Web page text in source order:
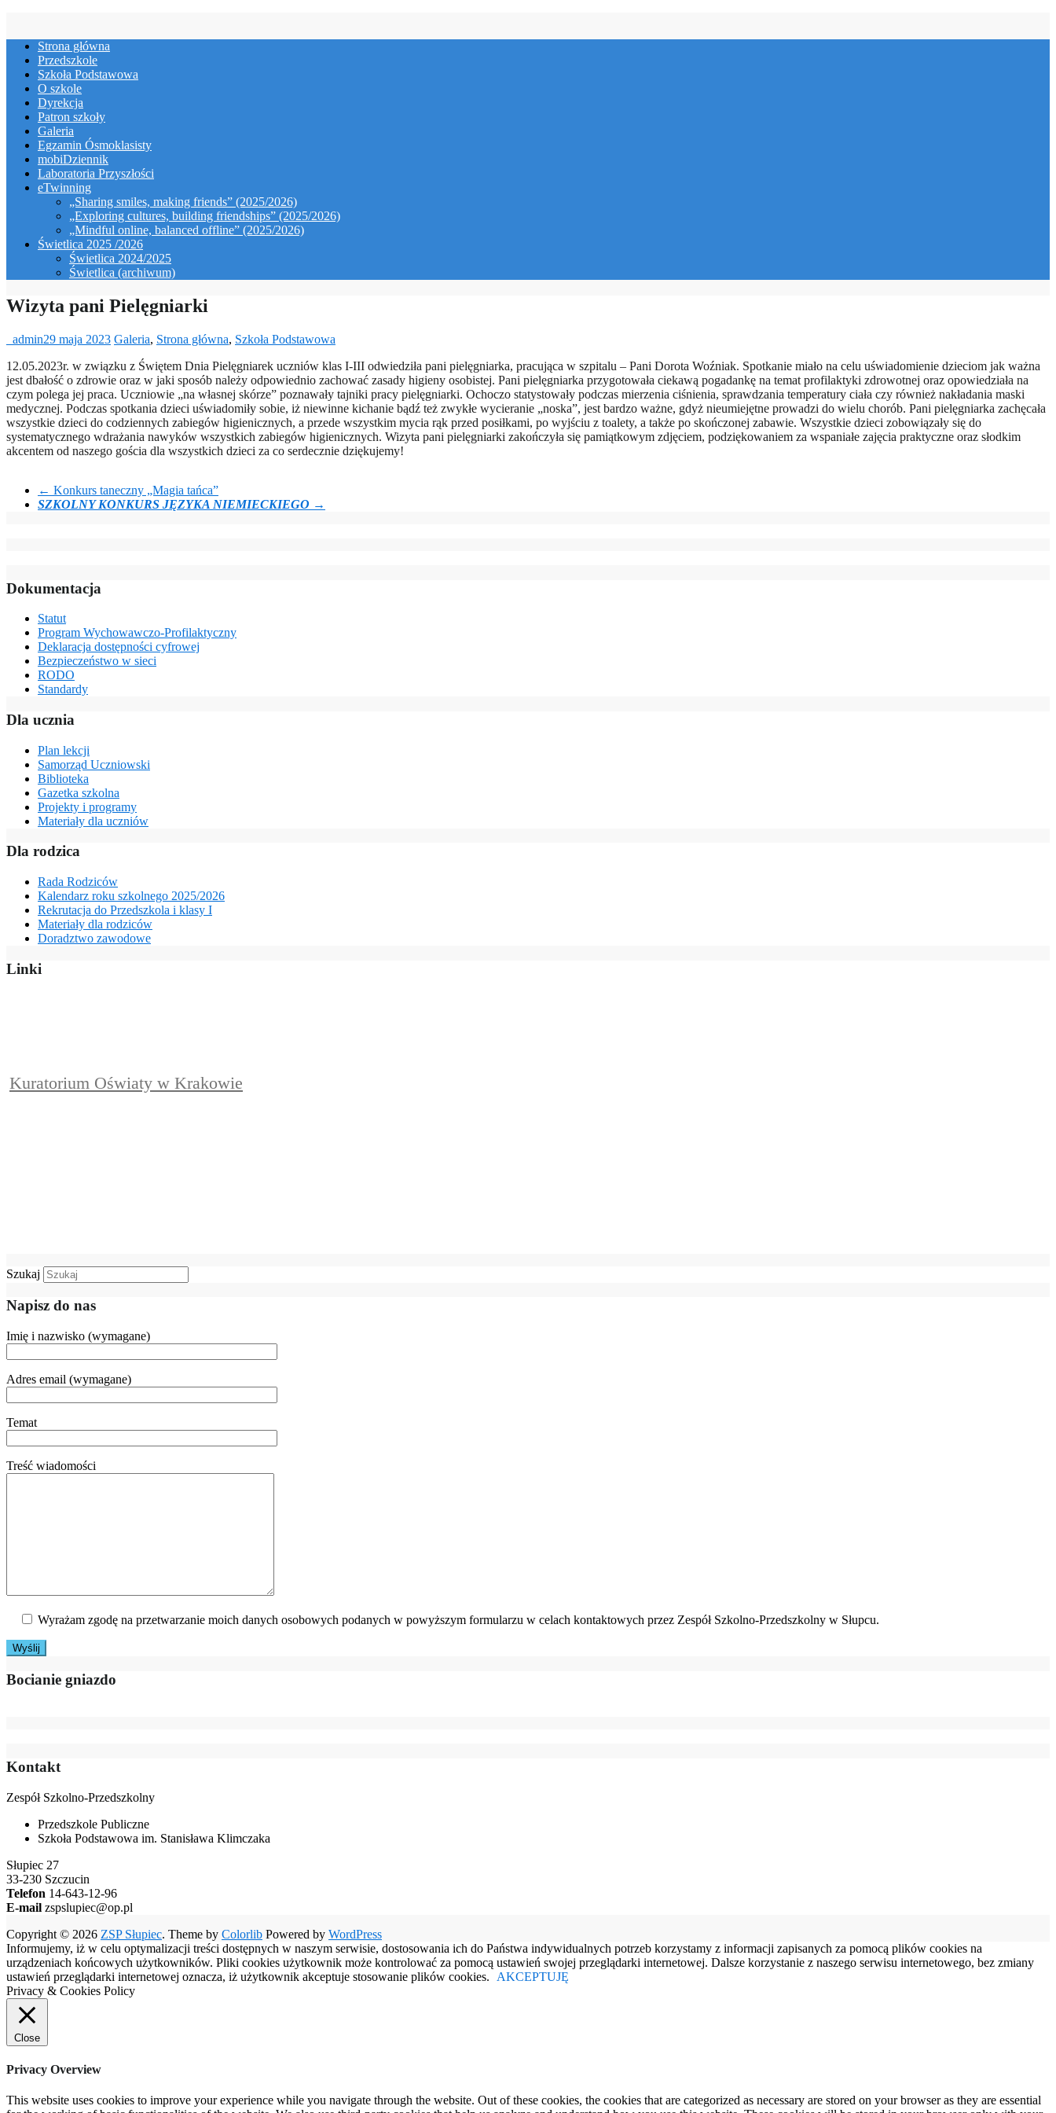
contentStrona główna
Przedszkole
Szkoła Podstawowa
O szkole
Dyrekcja
Patron szkoły
Galeria
Egzamin Ósmoklasisty
mobiDziennik
Laboratoria Przyszłości
eTwinning
„Sharing smiles, making friends” (2025/2026)
„Exploring cultures, building friendships” (2025/2026)
„Mindful online, balanced offline” (2025/2026)
Świetlica 2025 /2026
Świetlica 2024/2025
Świetlica (archiwum)
Wizyta pani Pielęgniarki
_admin29 maja 2023 Galeria, Strona główna, Szkoła Podstawowa
12.05.2023r. w związku z Świętem Dnia Pielęgniarek uczniów klas I-III odwiedziła pani pielęgniarka, pracująca w szpitalu – Pani Dorota Woźniak. Spotkanie miało na celu uświadomienie dzieciom jak ważna
jest dbałość o zdrowie oraz w jaki sposób należy odpowiednio zachować zasady higieny osobistej. Pani pielęgniarka przygotowała ciekawą pogadankę na temat profilaktyki zdrowotnej oraz opowiedziała na
czym polega jej praca. Uczniowie „na własnej skórze” poznawały tajniki pracy pielęgniarki. Ochoczo statystowały podczas mierzenia ciśnienia, sprawdzania temperatury ciała czy również nakładania maski
medycznej. Podczas spotkania dzieci uświadomiły sobie, iż niewinne kichanie bądź też zwykłe wycieranie „noska”, jest bardzo ważne, gdyż nieumiejętne prowadzi do wielu chorób. Pani pielęgniarka zachęcała
wszystkie dzieci do codziennych zabiegów higienicznych, a przede wszystkim mycia rąk przed posiłkami, po wyjściu z toalety, a także po skończonej zabawie. Wszystkie dzieci zobowiązały się do
systematycznego wdrażania nawyków wszystkich zabiegów higienicznych. Wizyta pani pielęgniarki zakończyła się pamiątkowym zdjęciem, podziękowaniem za wspaniałe zajęcia praktyczne oraz słodkim
akcentem od naszego gościa dla wszystkich dzieci za co serdecznie dziękujemy!
← Konkurs taneczny „Magia tańca”
SZKOLNY KONKURS JĘZYKA NIEMIECKIEGO →
Dokumentacja
Statut
Program Wychowawczo-Profilaktyczny
Deklaracja dostępności cyfrowej
Bezpieczeństwo w sieci
RODO
Standardy
Dla ucznia
Plan lekcji
Samorząd Uczniowski
Biblioteka
Gazetka szkolna
Projekty i programy
Materiały dla uczniów
Dla rodzica
Rada Rodziców
Kalendarz roku szkolnego 2025/2026
Rekrutacja do Przedszkola i klasy I
Materiały dla rodziców
Doradztwo zawodowe
Linki
Kuratorium Oświaty w Krakowie
Szukaj
Napisz do nas
Imię i nazwisko (wymagane)
Adres email (wymagane)
Temat
Treść wiadomości
Wyrażam zgodę na przetwarzanie moich danych osobowych podanych w powyższym formularzu w celach kontaktowych przez Zespół Szkolno-Przedszkolny w Słupcu.
Bocianie gniazdo
Kontakt
Zespół Szkolno-Przedszkolny
Przedszkole Publiczne
Szkoła Podstawowa im. Stanisława Klimczaka
Słupiec 27
33-230 Szczucin
Telefon 14-643-12-96
E-mail zspslupiec@op.pl
Copyright © 2026 ZSP Słupiec. Theme by Colorlib Powered by WordPress
Informujemy, iż w celu optymalizacji treści dostępnych w naszym serwisie, dostosowania ich do Państwa indywidualnych potrzeb korzystamy z informacji zapisanych za pomocą plików cookies na
urządzeniach końcowych użytkowników. Pliki cookies użytkownik może kontrolować za pomocą ustawień swojej przeglądarki internetowej. Dalsze korzystanie z naszego serwisu internetowego, bez zmiany
ustawień przeglądarki internetowej oznacza, iż użytkownik akceptuje stosowanie plików cookies.
AKCEPTUJĘ
Privacy & Cookies Policy
Close
Privacy Overview
This website uses cookies to improve your experience while you navigate through the website. Out of these cookies, the cookies that are categorized as necessary are stored on your browser as they are essential